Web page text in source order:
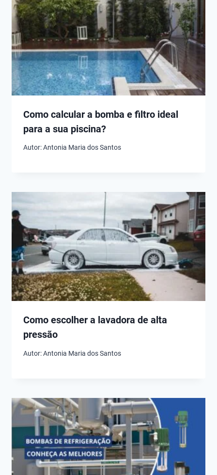
Como calcular a bomba e filtro ideal
para a sua piscina?
Autor:Antonia Maria dos Santos
Como escolher a lavadora de alta
pressão
Autor:Antonia Maria dos Santos